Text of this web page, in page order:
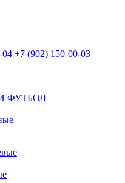
04 +7 (902) 150-00-03
ФУТБОЛ